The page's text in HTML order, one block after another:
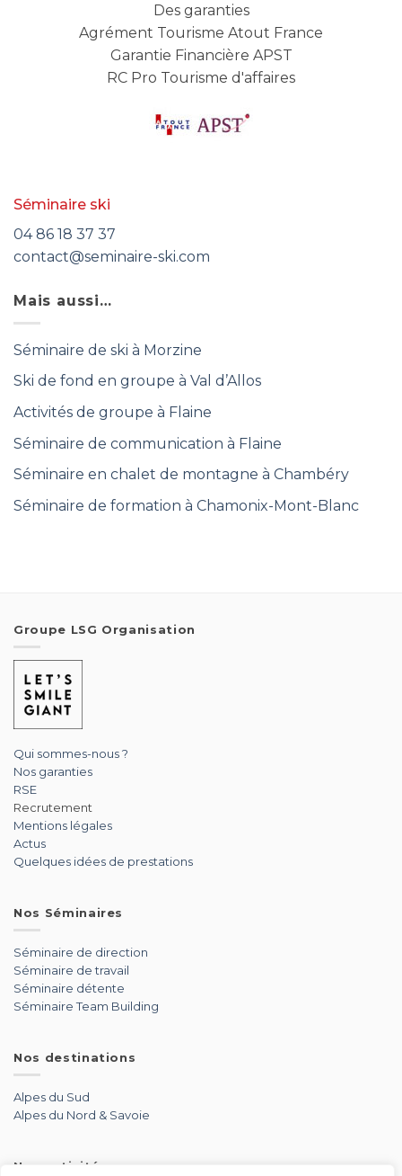
Des garanties
Agrément Tourisme Atout France
Garantie Financière APST
RC Pro Tourisme d'affaires
Séminaire ski
04 86 18 37 37
contact@seminaire-ski.com
Mais aussi…
Séminaire de ski à Morzine
Ski de fond en groupe à Val d’Allos
Activités de groupe à Flaine
Séminaire de communication à Flaine
Séminaire en chalet de montagne à Chambéry
Séminaire de formation à Chamonix-Mont-Blanc
Groupe LSG Organisation
Qui sommes-nous ?
Nos garanties
RSE
Recrutement
Mentions légales
Actus
Quelques idées de prestations
Nos Séminaires
Séminaire de direction
Séminaire de travail
Séminaire détente
Séminaire Team Building
Nos destinations
Alpes du Sud
Alpes du Nord & Savoie
Nos activités